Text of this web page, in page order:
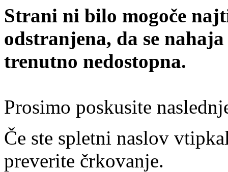
Strani ni bilo mogoče
odstranjena, da se
trenutno nedostopna.
Prosimo poskusite
Če ste spletni naslov
preverite črkovanje.